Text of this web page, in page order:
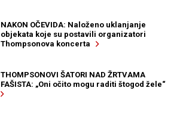
NAKON OČEVIDA: Naloženo uklanjanje
objekata koje su postavili organizatori
Thompsonova koncerta
THOMPSONOVI ŠATORI NAD ŽRTVAMA
FAŠISTA: „Oni očito mogu raditi štogod žele“